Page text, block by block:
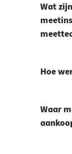
Wat
Hoe
Waar